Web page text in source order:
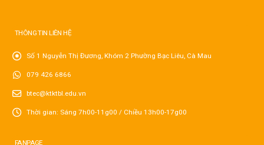
THÔNG TIN LIÊN HỆ
Số 1 Nguyễn Thị Đương, Khóm 2 Phường Bạc Liêu, Cà Mau
079 426 6866
btec@ktktbl.edu.vn
Thời gian: Sáng 7h00-11g00 / Chiều 13h00-17g00
FANPAGE